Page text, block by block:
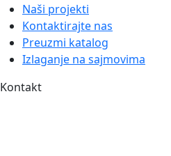
Naši projekti
Kontaktirajte nas
Preuzmi katalog
Izlaganje na sajmovima
Kontakt